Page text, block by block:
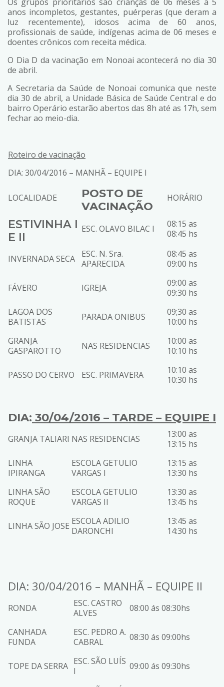
anos incompletos, gestantes, puérperas (que deram a
luz recentemente), idosos acima de 60 anos,
profissionais de saúde, indígenas acima de 06 meses e
doentes crônicos com receita médica.
O Dia D da vacinação em Nonoai acontecerá no dia 30
de abril.
A Secretaria da Saúde de Nonoai comunica que neste
dia 30 de abril, a Unidade Básica de Saúde Central e do
bairro Operário estarão abertos das 8h até as 17h, sem
fechar ao meio-dia.
Roteiro de vacinação
DIA: 30/04/2016 – MANHÃ – EQUIPE I
LOCALIDADE
POSTO DE
VACINAÇÃO
HORÁRIO
ESTIVINHA I
E II
ESC. OLAVO BILAC I
08:15 as
08:45 hs
INVERNADA SECA
ESC. N. Sra.
APARECIDA
08:45 as
09:00 hs
FÁVERO IGREJA
09:00 as
09:30 hs
LAGOA DOS
BATISTAS
PARADA ONIBUS
09;30 as
10:00 hs
GRANJA
GASPAROTTO
NAS RESIDENCIAS
10:00 as
10:10 hs
PASSO DO CERVO ESC. PRIMAVERA
10:10 as
10:30 hs
DIA: 30/04/2016 – TARDE – EQUIPE I
GRANJA TALIARI NAS RESIDENCIAS
13:00 as
13:15 hs
LINHA
IPIRANGA
ESCOLA GETULIO
VARGAS I
13:15 as
13:30 hs
LINHA SÃO
ROQUE
ESCOLA GETULIO
VARGAS II
13:30 as
13:45 hs
LINHA SÃO JOSE ESCOLA ADILIO
DARONCHI
13:45 as
14:30 hs
DIA: 30/04/2016 – MANHÃ – EQUIPE II
RONDA
ESC. CASTRO
ALVES
08:00 ás 08:30hs
CANHADA
FUNDA
ESC. PEDRO A.
CABRAL
08:30 ás 09:00hs
TOPE DA SERRA ESC. SÃO LUÍS
I
09:00 ás 09:30hs